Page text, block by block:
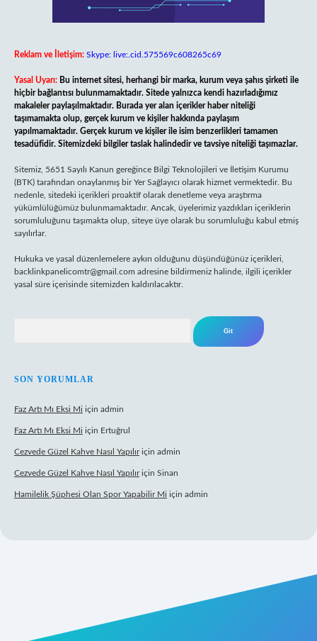
Reklam ve İletişim: Skype: live:.cid.575569c608265c69
Yasal Uyarı: Bu internet sitesi, herhangi bir marka, kurum veya şahıs şirketi ile
hiçbir bağlantısı bulunmamaktadır. Sitede yalnızca kendi hazırladığımız
makaleler paylaşılmaktadır. Burada yer alan içerikler haber niteliği
taşımamakta olup, gerçek kurum ve kişiler hakkında paylaşım
yapılmamaktadır. Gerçek kurum ve kişiler ile isim benzerlikleri tamamen
tesadüfidir. Sitemizdeki bilgiler taslak halindedir ve tavsiye niteliği taşımazlar.
Sitemiz, 5651 Sayılı Kanun gereğince Bilgi Teknolojileri ve İletişim Kurumu
(BTK) tarafından onaylanmış bir Yer Sağlayıcı olarak hizmet vermektedir. Bu
nedenle, sitedeki içerikleri proaktif olarak denetleme veya araştırma
yükümlülüğümüz bulunmamaktadır. Ancak, üyelerimiz yazdıkları içeriklerin
sorumluluğunu taşımakta olup, siteye üye olarak bu sorumluluğu kabul etmiş
sayılırlar.
Hukuka ve yasal düzenlemelere aykırı olduğunu düşündüğünüz içerikleri,
backlinkpanelicomtr@gmail.com adresine bildirmeniz halinde, ilgili içerikler
yasal süre içerisinde sitemizden kaldırılacaktır.
SON YORUMLAR
Faz Artı Mı Eksi Mi için admin
Faz Artı Mı Eksi Mi için Ertuğrul
Cezvede Güzel Kahve Nasıl Yapılıriçin admin
Cezvede Güzel Kahve Nasıl Yapılıriçin Sinan
Hamilelik Şüphesi Olan Spor Yapabilir Mi için admin
betexper.xyz